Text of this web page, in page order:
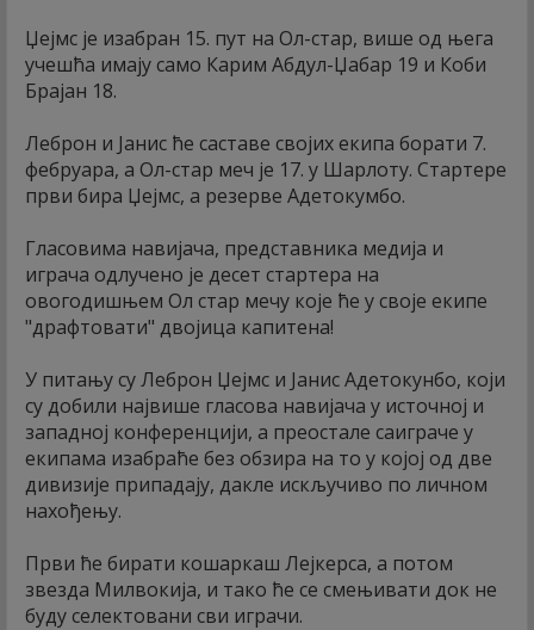
Џејмс је изабран 15. пут на Ол-стар, више од њега
учешћа имају само Карим Абдул-Џабар 19 и Коби
Брајан 18.
Леброн и Јанис ће саставе својих екипа борати 7.
фебруара, а Ол-стар меч је 17. у Шарлоту. Стартере
први бира Џејмс, а резерве Адетокумбо.
Гласовима навијача, представника медија и
играча одлучено је десет стартера на
овогодишњем Ол стар мечу које ће у своје екипе
"драфтовати" двојица капитена!
У питању су Леброн Џејмс и Јанис Адетокунбо, који
су добили највише гласова навијача у источној и
западној конференцији, а преостале саиграче у
екипама изабраће без обзира на то у којој од две
дивизије припадају, дакле искључиво по личном
нахођењу.
Први ће бирати кошаркаш Лејкерса, а потом
звезда Милвокија, и тако ће се смењивати док не
буду селектовани сви играчи.